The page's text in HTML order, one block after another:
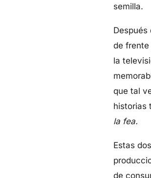
semilla.
Después
de frente
la
que tal
historias
la fea.
Estas
de